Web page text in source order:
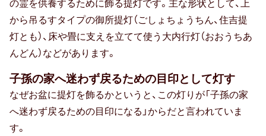
卒寿祝い
還暦祝い
古希祝い
の霊を供養するために飾る提灯です。主な形状として、上
から吊るすタイプの御所提灯（ごしょちょうちん、住吉提
灯とも）、床や畳に支えを立てて使う大内行灯（おおうちあ
んどん）などがあります。
子孫の家へ迷わず戻るための目印として灯す
なぜお盆に提灯を飾るかというと、この灯りが「子孫の家
へ迷わず戻るための目印になる」からだと言われていま
す。